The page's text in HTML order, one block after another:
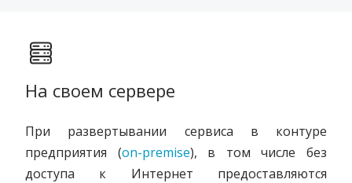
На своем сервере
При развертывании сервиса в контуре
предприятия (on-premise), в том числе без
доступа к Интернет предоставляются